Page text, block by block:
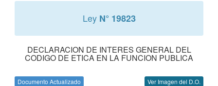
Ley N° 19823
DECLARACION DE INTERES GENERAL DEL
CODIGO DE ETICA EN LA FUNCION PUBLICA
Documento Actualizado Ver Imagen del D.O.